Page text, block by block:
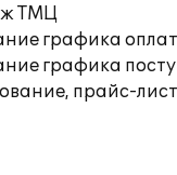
ТМЦ
графика
графика
прайс-